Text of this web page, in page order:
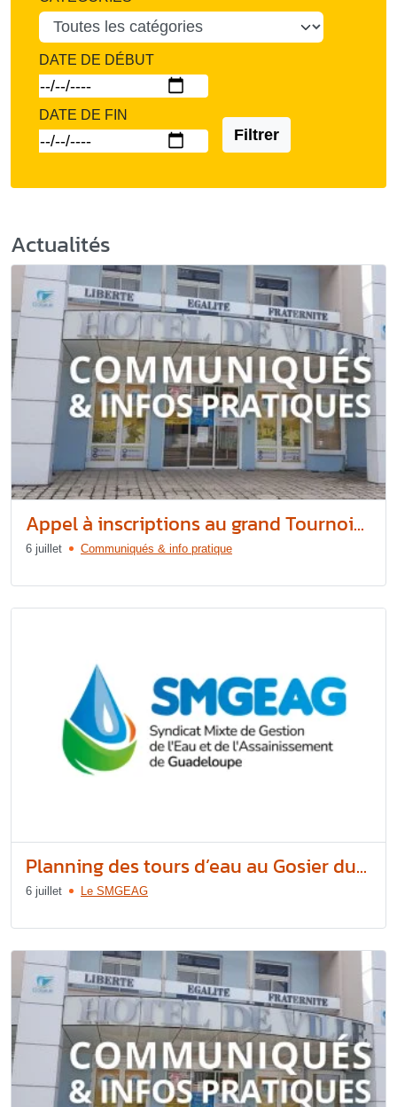
DATE DE DÉBUT
DATE DE FIN
Filtrer
Actualités
Appel à inscriptions au grand Tournoi...
6 juillet Communiqués & info pratique
Planning des tours d’eau au Gosier du...
6 juillet Le SMGEAG